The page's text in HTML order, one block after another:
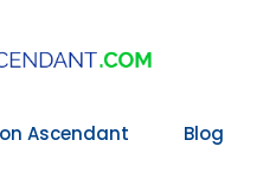
Ascendant Blog